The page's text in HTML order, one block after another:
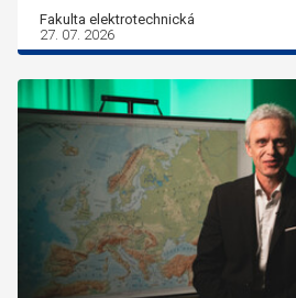
Fakulta elektrotechnická
27. 07. 2026